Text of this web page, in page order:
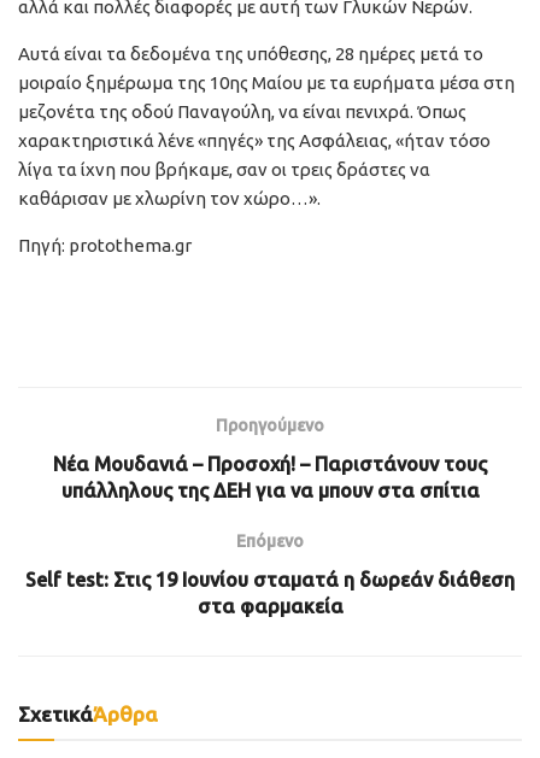
αλλά και πολλές διαφορές με αυτή των Γλυκών Νερών.
Αυτά είναι τα δεδομένα της υπόθεσης, 28 ημέρες μετά το
μοιραίο ξημέρωμα της 10ης Μαίου με τα ευρήματα μέσα στη
μεζονέτα της οδού Παναγούλη, να είναι πενιχρά. Όπως
χαρακτηριστικά λένε «πηγές» της Ασφάλειας, «ήταν τόσο
λίγα τα ίχνη που βρήκαμε, σαν οι τρεις δράστες να
καθάρισαν με χλωρίνη τον χώρο…».
Πηγή: protothema.gr
Προηγούμενο
Νέα Μουδανιά – Προσοχή! – Παριστάνουν τους
υπάλληλους της ΔΕΗ για να μπουν στα σπίτια
Επόμενο
Self test: Στις 19 Ιουνίου σταματά η δωρεάν διάθεση
στα φαρμακεία
ΣχετικάΆρθρα